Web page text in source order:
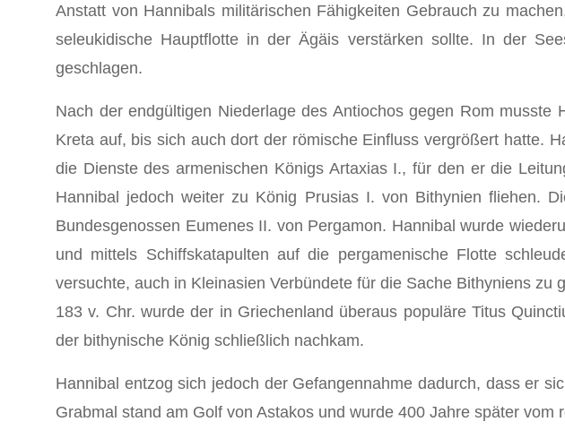
Anstatt von Hannibals militärischen Fähigkeiten Gebrauch zu
seleukidische Hauptflotte in der Ägäis verstärken sollte. In der
geschlagen.
Nach der endgültigen Niederlage des Antiochos gegen Rom
Kreta auf, bis sich auch dort der römische Einfluss vergrößert hatte.
die Dienste des armenischen Königs Artaxias I., für den er die
Hannibal jedoch weiter zu König Prusias I. von Bithynien fliehen.
Bundesgenossen Eumenes II. von Pergamon. Hannibal wurde
und mittels Schiffskatapulten auf die pergamenische Flotte
versuchte, auch in Kleinasien Verbündete für die Sache Bithyniens zu
183 v. Chr. wurde der in Griechenland überaus populäre Titus
der bithynische König schließlich nachkam.
Hannibal entzog sich jedoch der Gefangennahme dadurch, dass er
Grabmal stand am Golf von Astakos und wurde 400 Jahre später